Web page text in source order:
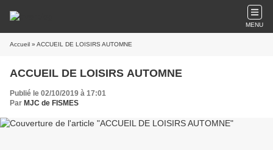
MENU
Accueil » ACCUEIL DE LOISIRS AUTOMNE
ACCUEIL DE LOISIRS AUTOMNE
Publié le 02/10/2019 à 17:01
Par MJC de FISMES